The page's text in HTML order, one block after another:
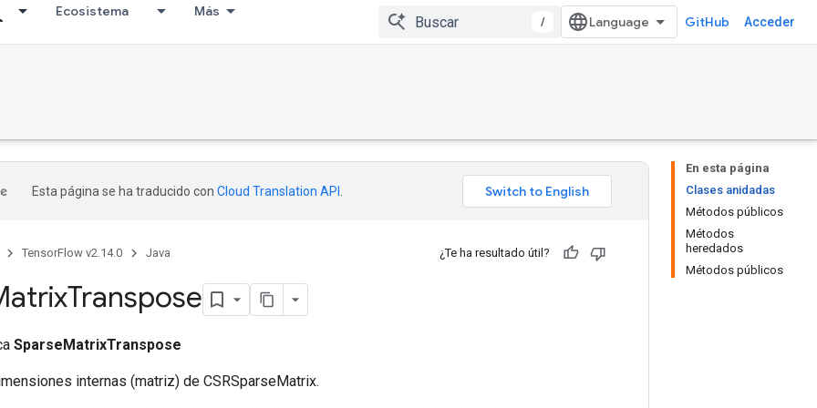
Ecosistema Más
/ GitHub Acceder
En esta página
Clases anidadas
Métodos públicos
Métodos
heredados
Métodos públicos
Esta página se ha traducido con Cloud Translation API
TensorFlow v2.14.0 Java ¿Te ha resultado útil?
Transpose
SparseMatrixTranspose
internas (matriz) de CSRSparseMatrix.